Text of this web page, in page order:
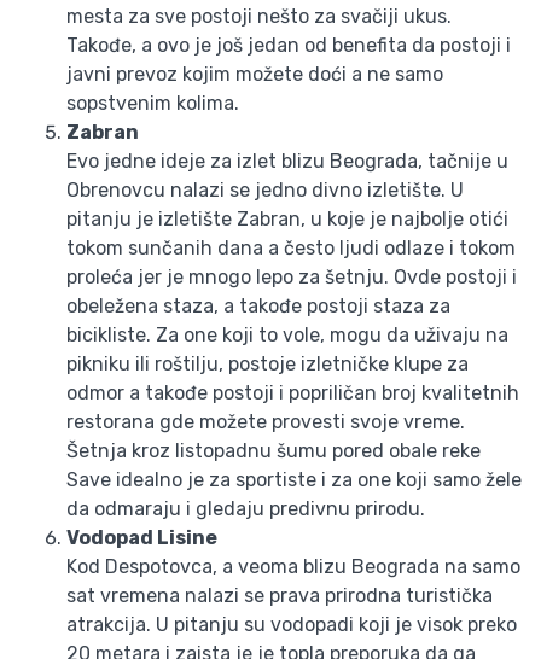
mesta za sve postoji nešto za svačiji ukus.
Takođe, a ovo je još jedan od benefita da postoji i
javni prevoz kojim možete doći a ne samo
sopstvenim kolima.
Zabran
Evo jedne ideje za izlet blizu Beograda, tačnije u
Obrenovcu nalazi se jedno divno izletište. U
pitanju je izletište Zabran, u koje je najbolje otići
tokom sunčanih dana a često ljudi odlaze i tokom
proleća jer je mnogo lepo za šetnju. Ovde postoji i
obeležena staza, a takođe postoji staza za
bicikliste. Za one koji to vole, mogu da uživaju na
pikniku ili roštilju, postoje izletničke klupe za
odmor a takođe postoji i popriličan broj kvalitetnih
restorana gde možete provesti svoje vreme.
Šetnja kroz listopadnu šumu pored obale reke
Save idealno je za sportiste i za one koji samo žele
da odmaraju i gledaju predivnu prirodu.
Vodopad Lisine
Kod Despotovca, a veoma blizu Beograda na samo
sat vremena nalazi se prava prirodna turistička
atrakcija. U pitanju su vodopadi koji je visok preko
20 metara i zaista je je topla preporuka da ga